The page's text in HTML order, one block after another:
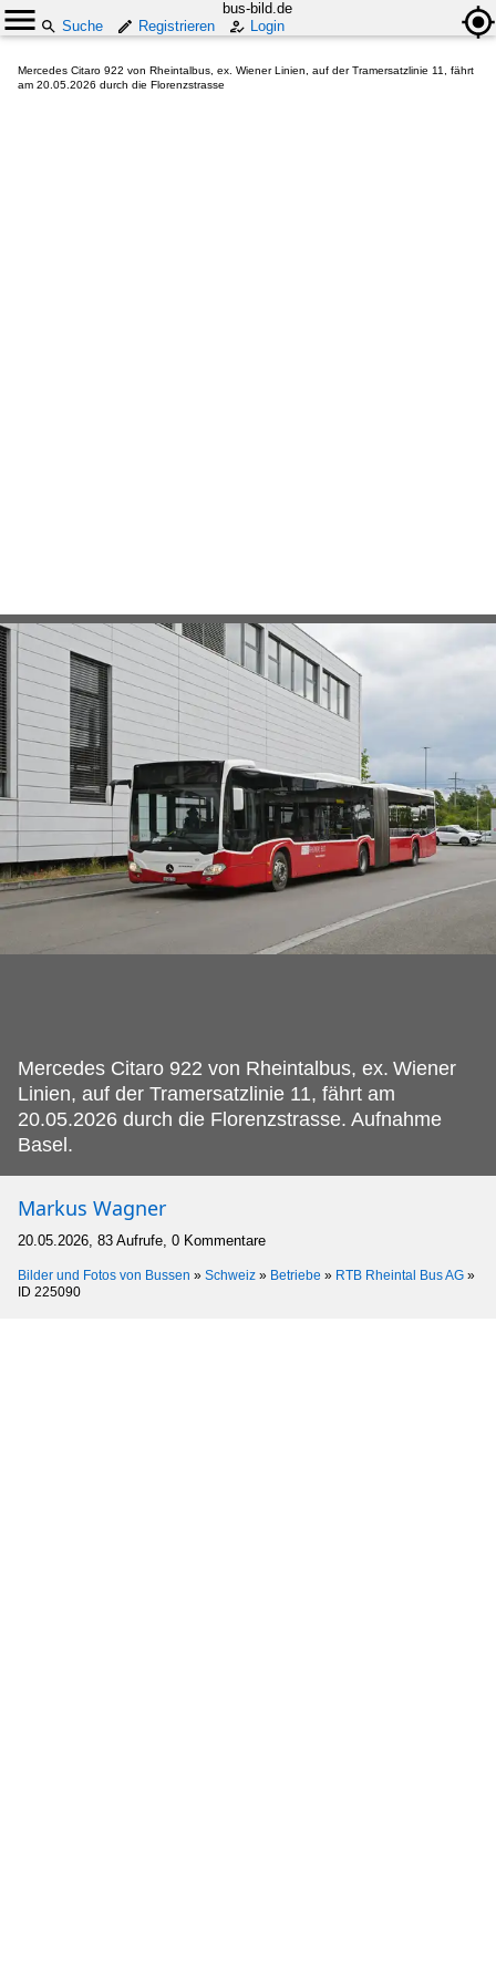
bus-bild.de
Suche
Registrieren Login
Mercedes Citaro 922 von Rheintalbus, ex. Wiener Linien, auf der Tramersatzlinie 11, fährt
am 20.05.2026 durch die Florenzstrasse
Mercedes Citaro 922 von Rheintalbus, ex. Wiener
Linien, auf der Tramersatzlinie 11, fährt am
20.05.2026 durch die Florenzstrasse. Aufnahme
Basel.
Markus Wagner
20.05.2026, 83 Aufrufe, 0 Kommentare
Bilder und Fotos von Bussen » Schweiz » Betriebe » RTB Rheintal Bus AG »
ID 225090